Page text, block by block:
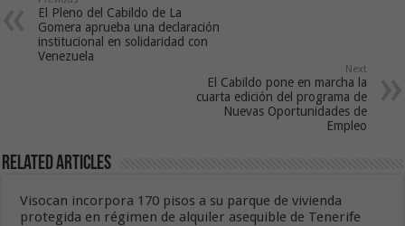
El Pleno del Cabildo de La
Gomera aprueba una declaración
institucional en solidaridad con
Venezuela
Next
El Cabildo pone en marcha la
cuarta edición del programa de
Nuevas Oportunidades de
Empleo
Related Articles
Visocan incorpora 170 pisos a su parque de vivienda
protegida en régimen de alquiler asequible de Tenerife